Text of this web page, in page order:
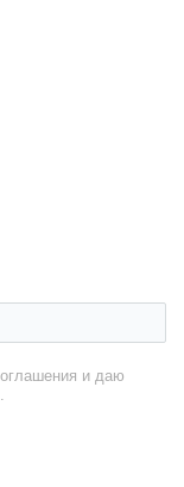
и даю